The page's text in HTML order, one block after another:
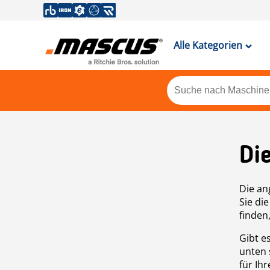
Alle Kategorien
Die
Sie
Gibt
unten
für